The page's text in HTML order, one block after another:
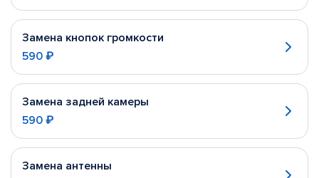
Замена кнопок громкости
590 ₽
Замена задней камеры
590 ₽
Замена антенны